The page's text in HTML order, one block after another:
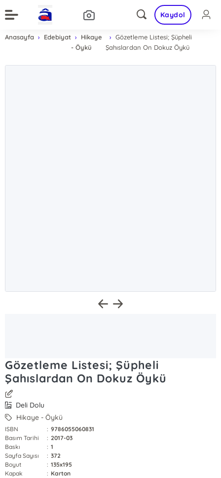
Kaydol
Anasayfa Edebiyat
Hikaye
- Öykü
Gözetleme Listesi; Şüpheli
Şahıslardan On Dokuz Öykü
Gözetleme Listesi; Şüpheli
Şahıslardan On Dokuz Öykü
Deli Dolu
Hikaye - Öykü
ISBN : 9786055060831
Basım Tarihi
: 2017-03
Baskı
: 1
Sayfa Sayısı
: 372
Boyut
: 135x195
Kapak
: Karton